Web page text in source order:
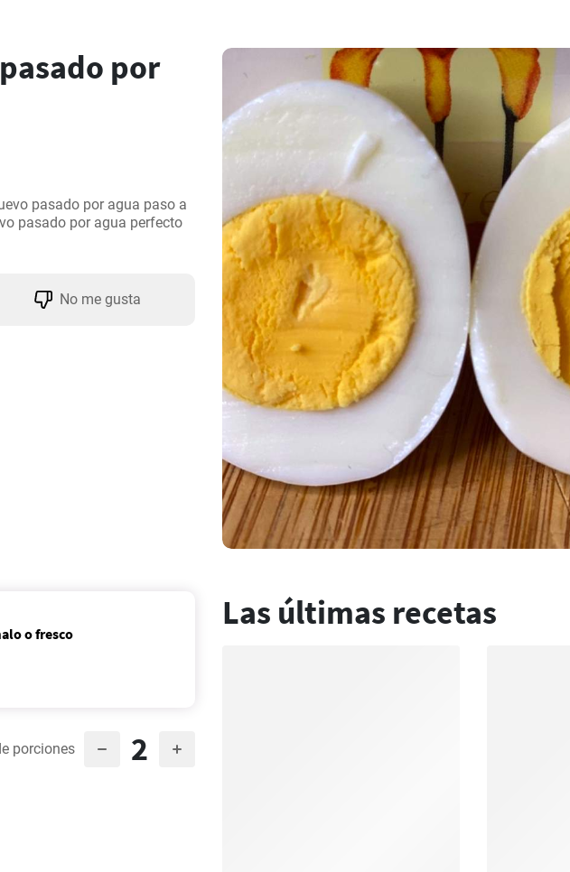
por
pasado por agua paso a
pasado por agua perfecto
No me gusta
o fresco
porciones 2
Las últimas recetas